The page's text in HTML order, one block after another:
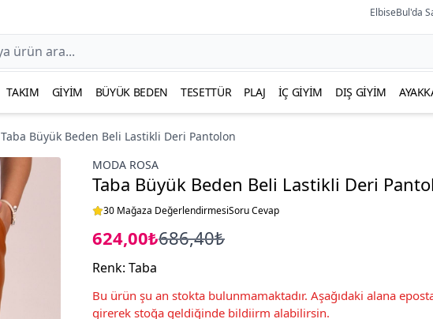
ElbiseBul'da
TAKIM GIYIM BÜYÜK BEDEN TESETTÜR PLAJ İÇ GIYIM DIŞ GIYIM
Taba Büyük Beden Beli Lastikli Deri Pantolon
MODA ROSA
Taba Büyük Beden Beli Lastikli Deri
30 Mağaza DeğerlendirmesiSoru Cevap
624,00₺686,40₺
Renk: Taba
Bu ürün şu an stokta bulunmamaktadır. Aşağıdaki alana
girerek stoğa geldiğinde bildiirm alabilirsin.